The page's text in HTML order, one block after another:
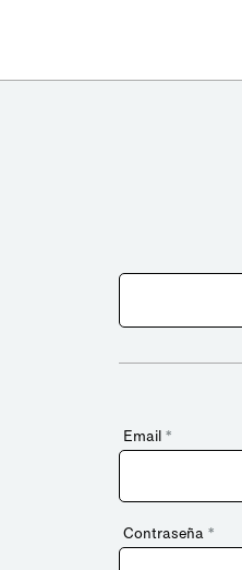
Email *
Contraseña *